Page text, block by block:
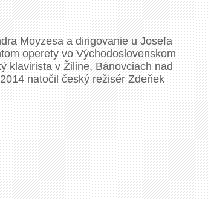
Moyzesa a dirigovanie u Josefa
operety vo Východoslovenskom
klavirista v Žiline, Bánovciach nad
natočil český režisér Zdeňek